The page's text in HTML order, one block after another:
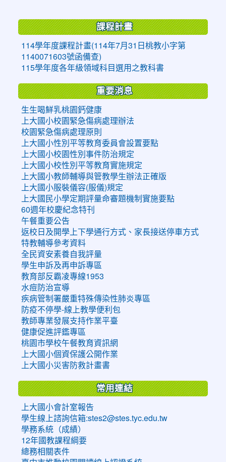
課程計畫
114學年度課程計畫(114年7月31日桃教小字第
1140071603號函備查)
115學年度各年級領域科目選用之教科書
重要消息
生生喝鮮乳桃園鈣健康
上大國小校園緊急傷病處理辦法
校園緊急傷病處理原則
上大國小性別平等教育委員會設置要點
上大國小校園性別事件防治規定
上大國小校性別平等教育實施規定
上大國小教師輔導與管教學生辦法正確版
上大國小服裝儀容(服儀)規定
上大國民小學定期評量命審題機制實施要點
60週年校慶紀念特刊
午餐重要公告
返校日及開學上下學通行方式、家長接送停車方式
特教輔導參考資料
全民資安素養自我評量
學生申訴及再申訴專區
教育部反霸凌專線1953
水痘防治宣導
疾病管制署嚴重特殊傳染性肺炎專區
防疫不停學-線上教學便利包
教師專業發展支持作業平臺
健康促進評鑑專區
桃園市學校午餐教育資訊網
上大國小個資保護公開作業
上大國小災害防救計畫書
常用連結
上大國小會計室報告
學生線上諮詢信箱:stes2@stes.tyc.edu.tw
學務系統（成績）
12年國教課程綱要
總務相關表件